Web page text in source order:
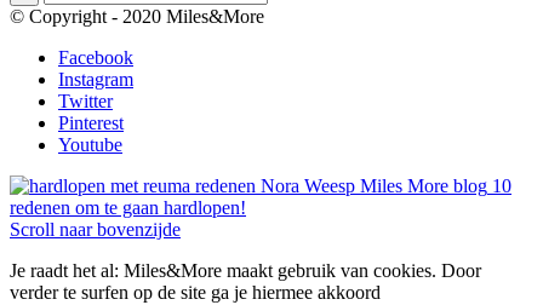
© Copyright - 2020 Miles&More
Facebook
Instagram
Twitter
Pinterest
Youtube
10
redenen om te gaan hardlopen!
Scroll naar bovenzijde
Je raadt het al: Miles&More maakt gebruik van cookies. Door
verder te surfen op de site ga je hiermee akkoord